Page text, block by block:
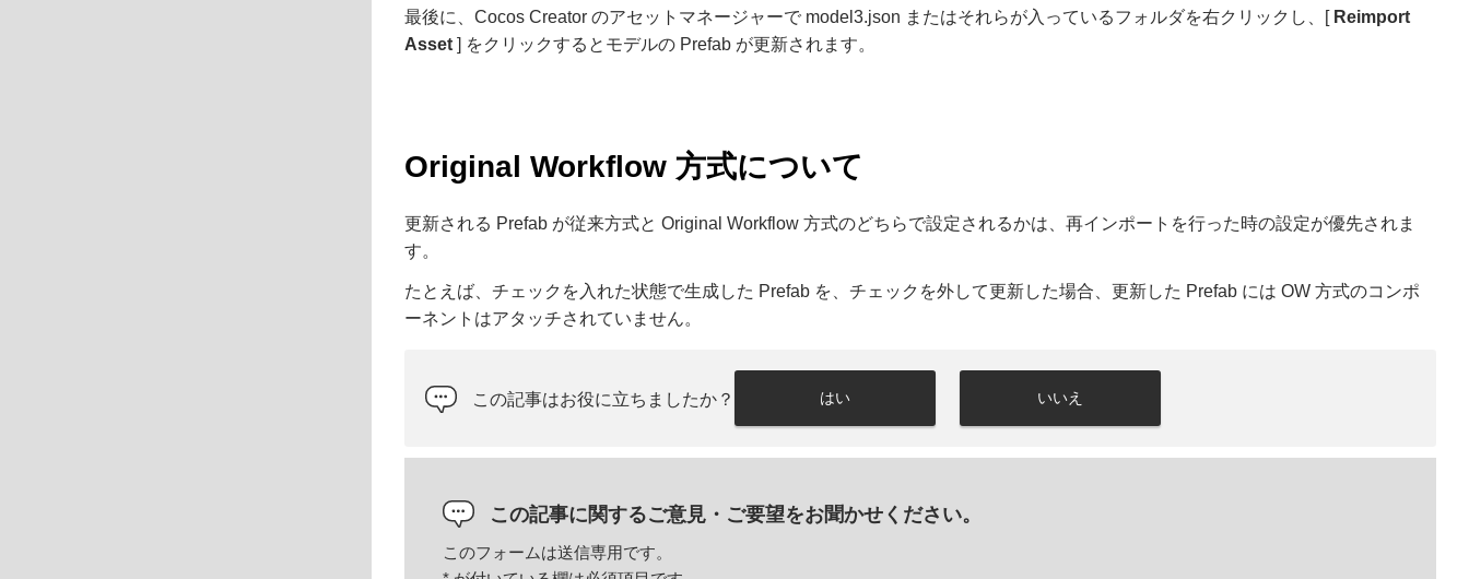
最後に、Cocos Creator のアセットマネージャーで model3.json またはそれらが入っているフォルダを右クリックし、[ Reimport
Asset ] をクリックするとモデルの Prefab が更新されます。
Original Workflow 方式について
更新される Prefab が従来方式と Original Workflow 方式のどちらで設定されるかは、再インポートを行った時の設定が優先されま
す。
たとえば、チェックを入れた状態で生成した Prefab を、チェックを外して更新した場合、更新した Prefab には OW 方式のコンポ
ーネントはアタッチされていません。
この記事はお役に立ちましたか？ はい いいえ
この記事に関するご意見・ ご要望をお聞かせください。
このフォームは送信専用です。